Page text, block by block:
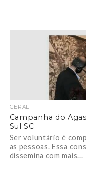
GERAL
Campanha do
Sul SC
Ser voluntário é
as pessoas. Essa
dissemina com mais...